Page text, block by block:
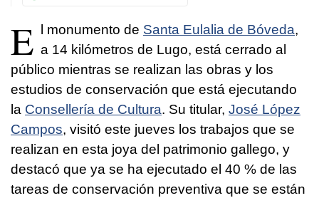
E l monumento de Santa Eulalia de Bóveda,
a 14 kilómetros de Lugo, está cerrado al
público mientras se realizan las obras y los
estudios de conservación que está ejecutando
la Consellería de Cultura. Su titular, José López
Campos, visitó este jueves los trabajos que se
realizan en esta joya del patrimonio gallego, y
destacó que ya se ha ejecutado el 40 % de las
tareas de conservación preventiva que se están